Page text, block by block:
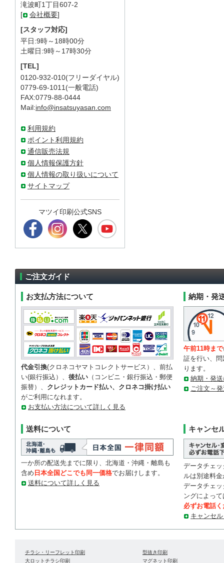
滝波町1丁目607-2
[
会社概要]
[スタッフ対応]
平日:9時～18時00分
土曜日:9時～17時30分
[TEL]
0120-932-010(フリーダイヤル)
0779-69-1011(一般電話)
FAX:0779-88-0444
Mail:info@insatsuyasan.com
利用規約
ポイント利用規約
通信販売法規
個人情報保護方針
個人情報の取り扱いについて
サイトマップ
マツイ印刷公式SNS
ご注文ガイド
お支払方法について
代金引換(クロネコヤマトコレクトサービス）、前払
い(銀行振込）、 後払い （コンビニ・銀行振込・郵便
振替）、 クレジットカード払い、クロネコ掛け払い
がご利用になれます。
お支払い方法について詳しく見る
送料について
一か所の配送先までに限り、北海道・沖縄・離島も
含め 日本全国どこでも同一価格でお届けします。
送料について詳しく見る
納期・発
午前11時まで
証を行い、
ります。
納期・発
ご注文～
キャンセ
データチェ
ルは別途料
データチェ
ングによっ
必ずお電話
キャンセ
チラシ・リーフレット印刷
大ロットチラシ印刷
型抜き印刷
マグネット印刷